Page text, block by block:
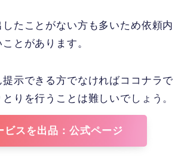
たことがない方も多いため依頼内
とがあります。
示できる方でなければココナラで
りを行うことは難しいでしょう。
ビスを出品：公式ページ